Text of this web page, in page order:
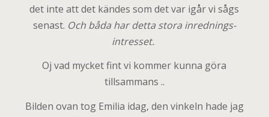
det inte att det kändes som det var igår vi sågs
senast. Och båda har detta stora inrednings-
intresset.
Oj vad mycket fint vi kommer kunna göra
tillsammans ..
Bilden ovan tog Emilia idag, den vinkeln hade jag